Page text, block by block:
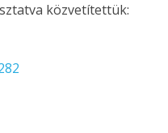
közvetítettük: